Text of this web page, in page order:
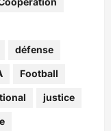
défense
Football
justice